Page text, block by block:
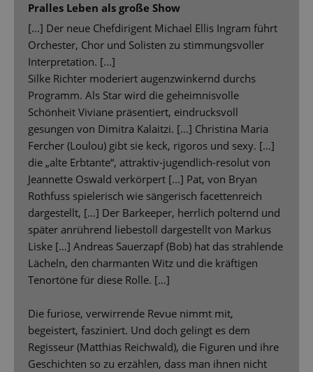
Pralles Leben als große Show
[...] Der neue Chefdirigent Michael Ellis Ingram führt
Orchester, Chor und Solisten zu stimmungsvoller
Interpretation. [...]
Silke Richter moderiert augenzwinkernd durchs
Programm. Als Star wird die geheimnisvolle
Schönheit Viviane präsentiert, eindrucksvoll
gesungen von Dimitra Kalaitzi. […] Christina Maria
Fercher (Loulou) gibt sie keck, rigoros und sexy. […]
die „alte Erbtante“, attraktiv-jugendlich-resolut von
Jeannette Oswald verkörpert [...] Pat, von Bryan
Rothfuss spielerisch wie sängerisch facettenreich
dargestellt, […] Der Barkeeper, herrlich polternd und
später anrührend liebestoll dargestellt von Markus
Liske […] Andreas Sauerzapf (Bob) hat das strahlende
Lächeln, den charmanten Witz und die kräftigen
Tenortöne für diese Rolle. […]
Die furiose, verwirrende Revue nimmt mit,
begeistert, fasziniert. Und doch gelingt es dem
Regisseur (Matthias Reichwald), die Figuren und ihre
Geschichten so zu erzählen, dass man ihnen nicht